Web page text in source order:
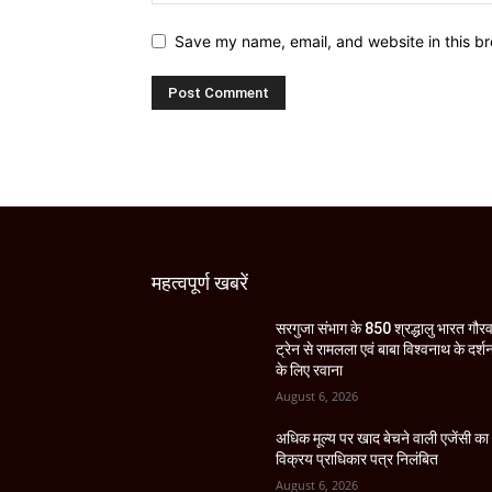
Save my name, email, and website in this
महत्वपूर्ण खबरें
सरगुजा संभाग के 850 श्रद्धालु भारत
ट्रेन से रामलला एवं बाबा विश्वनाथ के
के लिए रवाना
August 6, 2026
अधिक मूल्य पर खाद बेचने वाली एजेंसी का
विक्रय प्राधिकार पत्र निलंबित
August 6, 2026